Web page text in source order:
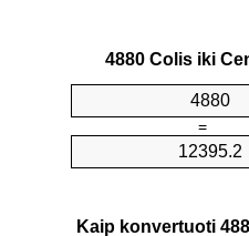
4880 Colis iki
=
Kaip konvertuoti